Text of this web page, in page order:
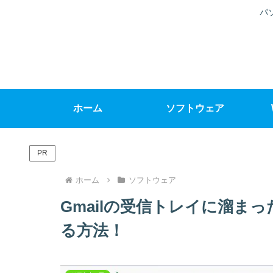
パ
ホーム ソフトウェア
PR
ホーム ソフトウェア
Gmailの受信トレイに溜ま
る方法！